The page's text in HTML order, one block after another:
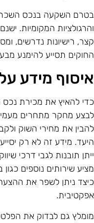
השקעה בנכס השכרה
המקומיות.
רישיונות נדרשים,
תסייע להימנע
מידע
להאיץ את מכירת נכס
מחקר מתחרים
את מחירי השוק
מידע זה לא רק
תובנות לגבי דרכי
שירותים נוספים
ניתן לשפר את
גם לבדוק את